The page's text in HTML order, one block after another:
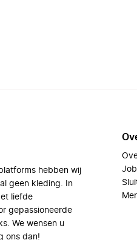
hebben wij
geen kleding. In
liefde
gepassioneerde
We wensen u
ons dan!